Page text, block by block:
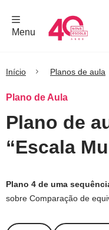
Menu
Início Planos de aula
Plano de Aula
Plano de
“Escala
Plano 4 de uma
sobre Comparação de